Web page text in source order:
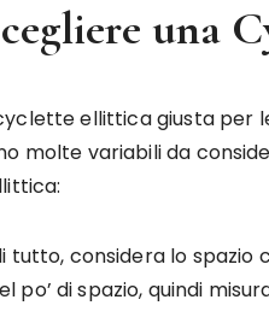
una
ellittica giusta per
molte variabili da
tutto, considera lo
po’ di spazio, quindi